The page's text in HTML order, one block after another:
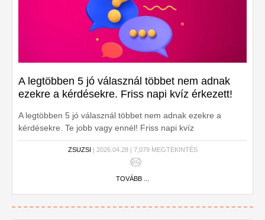
A legtöbben 5 jó válasznál többet nem adnak
ezekre a kérdésekre. Friss napi kvíz érkezett!
A legtöbben 5 jó válasznál többet nem adnak ezekre a
kérdésekre. Te jobb vagy ennél! Friss napi kvíz
ZSUZSI | 2026.04.28 | 7,079 MEGTEKINTÉS
TOVÁBB ...